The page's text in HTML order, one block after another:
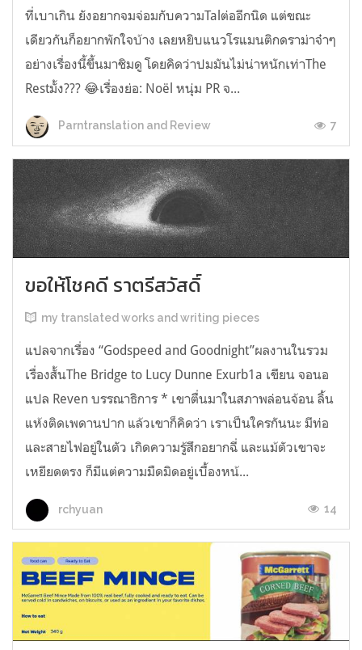
ที่เบาเกิน ยังอยากจมจ่อมกับความTalต่ออีกนิด แต่ขณะ
เดียวกันก็อยากพักใจบ้าง เลยหยิบแนวโรแมนติกดราม่าจ๋าๆ
อย่างเรื่องนี้ขึ้นมาชิมดู โดยคิดว่าปมมันไม่น่าหนักเท่าThe
Restมั้ง??? 😂เรื่องย่อ: Noël หนุ่ม PR จ...
Parntranslation and Review 7
ขอให้โชคดี ราตรีสวัสดิ์
my translated works and writing pieces
แปลจากเรื่อง “Godspeed and Goodnight”ผลงานในรวม
เรื่องสั้นThe Bridge to Lucy Dunne Exurb1a เขียน จอนอ
แปล Reven บรรณาธิการ * เขาตื่นมาในสภาพล่อนจ้อน ลิ้น
แห้งติดเพดานปาก แล้วเขาก็คิดว่า เราเป็นใครกันนะ มีท่อ
และสายไฟอยู่ในตัว เกิดความรู้สึกอยากฉี่ และแม้ตัวเขาจะ
เหยียดตรง ก็มีแต่ความมืดมิดอยู่เบื้องหน้...
rchyuan 14